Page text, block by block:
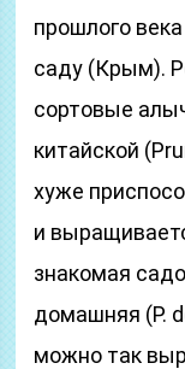
прошлого
саду (Крым).
сортовые
китайской
хуже
и
знакомая
домашняя (P.
можно так